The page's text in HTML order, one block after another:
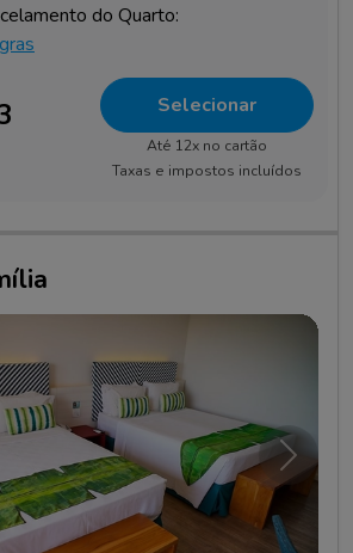
do Quarto:
Selecionar
Até 12x no cartão
Taxas e impostos incluídos